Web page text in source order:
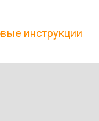
инструкции